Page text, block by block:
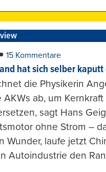
15 Kommentare
hat sich selber
die Physikerin
AKWs ab, um
sagt Hans
ohne Strom –
Wunder, laufe jetzt
Autoindustrie den